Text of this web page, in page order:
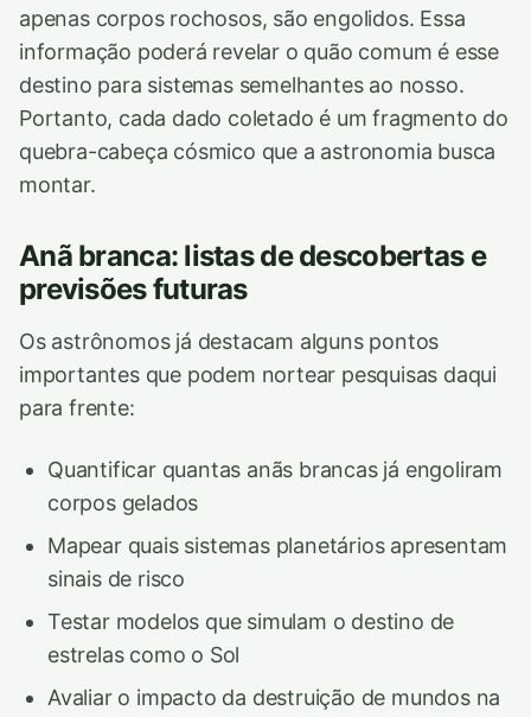
apenas corpos rochosos, são engolidos. Essa
informação poderá revelar o quão comum é esse
destino para sistemas semelhantes ao nosso.
Portanto, cada dado coletado é um fragmento do
quebra-cabeça cósmico que a astronomia busca
montar.
Anã branca: listas de descobertas e
previsões futuras
Os astrônomos já destacam alguns pontos
importantes que podem nortear pesquisas daqui
para frente:
Quantificar quantas anãs brancas já engoliram
corpos gelados
Mapear quais sistemas planetários apresentam
sinais de risco
Testar modelos que simulam o destino de
estrelas como o Sol
Avaliar o impacto da destruição de mundos na